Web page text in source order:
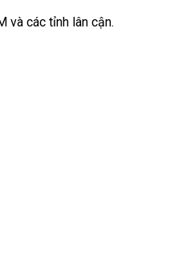
và các tỉnh lân cận.